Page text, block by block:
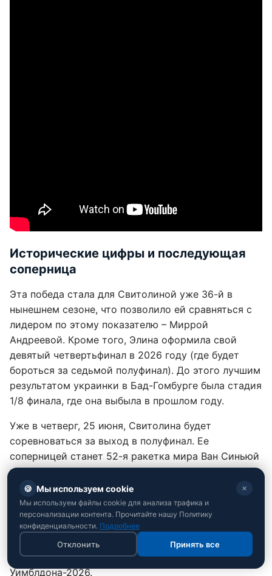
Исторические цифры и последующая
соперница
Эта победа стала для Свитолиной уже 36-й в
нынешнем сезоне, что позволило ей сравняться с
лидером по этому показателю – Миррой
Андреевой. Кроме того, Элина оформила свой
девятый четвертьфинал в 2026 году (где будет
бороться за седьмой полуфинал). До этого лучшим
результатом украинки в Бад-Гомбурге была стадия
1/8 финала, где она выбыла в прошлом году.
Уже в четверг, 25 июня, Свитолина будет
соревноваться за выход в полуфинал. Ее
соперницей станет 52-я ракетка мира Ван Синьюй
из Китая. В начале этого сезона украинка уже
побеждала китаянку в финале турнира WTA 250 в
Окленде.
Отметим, что турнир в Германии является
последним подготовительным этапом для
Свитолиной перед стартом основной сетки
Уимблдона-2026.
🍪 Мы используем cookie ✕
Мы используем файлы cookie для анализа трафика и
персонализации контента. Прочитайте нашу Политику
конфиденциальности. Подробнее
Отклонить Принять все